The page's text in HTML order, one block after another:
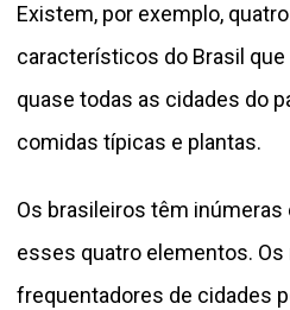
Existem, por exemplo,
característicos do Brasil
quase todas as cidades do
comidas típicas e plantas.
Os brasileiros têm
esses quatro elementos. Os
frequentadores de cidades